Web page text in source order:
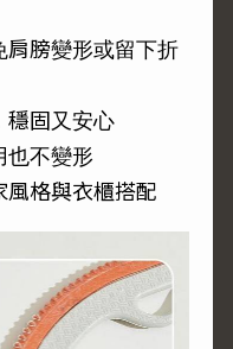
肩膀變形或留下折
穩固又安心
也不變形
風格與衣櫃搭配